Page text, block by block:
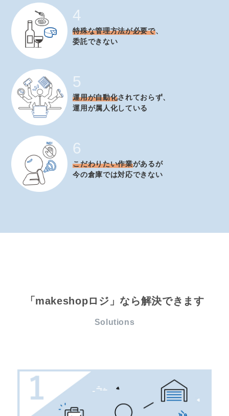
4
特殊な管理方法が必要で、
委託できない
5
運用が自動化されておらず、
運用が属人化している
6
こだわりたい作業があるが
今の倉庫では対応できない
「makeshopロジ」なら解決できます
Solutions